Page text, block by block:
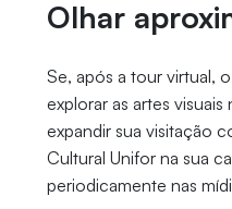
Olhar
Se, após a tour virtual,
explorar as artes
expandir sua visitação
Cultural Unifor na sua
periodicamente nas